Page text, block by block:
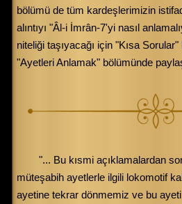
bölümü de tüm kardeşlerimizin
alıntıyı "Âl-i İmrân-7'yi nasıl
niteliği taşıyacağı için "Kısa
"Ayetleri Anlamak" bölümünde
"... Bu kısmi açıklamalardan
müteşabih ayetlerle ilgili lokomotif
ayetine tekrar dönmemiz ve bu